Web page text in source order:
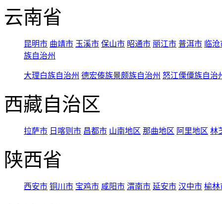
云南省
昆明市 曲靖市 玉溪市 保山市 昭通市 丽江市 普洱市 临
族自治州
大理白族自治州 德宏傣族景颇族自治州 怒江傈僳族自治
西藏自治区
拉萨市 日喀则市 昌都市 山南地区 那曲地区 阿里地区 林
陕西省
西安市 铜川市 宝鸡市 咸阳市 渭南市 延安市 汉中市 榆林